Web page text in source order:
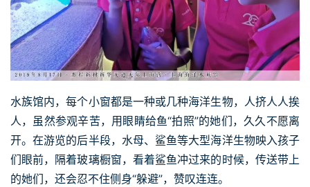
水族馆内，每个小窗都是一种或几种海洋生物，人挤人人挨
人，虽然参观辛苦，用眼睛给鱼“拍照”的她们，久久不愿离
开。在游览的后半段，水母、鲨鱼等大型海洋生物映入孩子
们眼前，隔着玻璃橱窗，看着鲨鱼冲过来的时候，传送带上
的她们，还会忍不住侧身“躲避”，赞叹连连。